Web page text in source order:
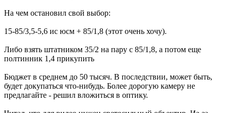
На чем остановил свой выбор:
15-85/3,5-5,6 ис юсм + 85/1,8 (этот очень хочу).
Либо взять штатником 35/2 на пару с 85/1,8, а потом еще
полтинник 1,4 прикупить
Бюджет в среднем до 50 тысяч. В последствии, может быть,
будет докупаться что-нибудь. Более дорогую камеру не
предлагайте - решил вложиться в оптику.